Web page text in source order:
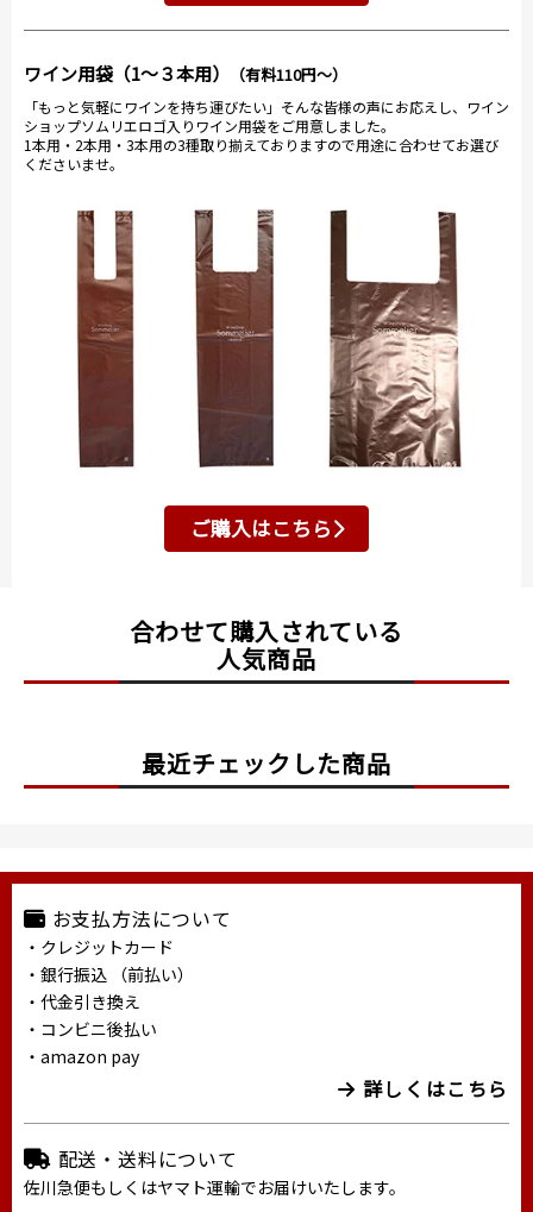
ワイン用袋（1～３本用） （有料110円～）
「もっと気軽にワインを持ち運びたい」そんな皆様の声にお応えし、ワイン
ショップソムリエロゴ入りワイン用袋をご用意しました。
1本用・2本用・3本用の3種取り揃えておりますので用途に合わせてお選び
くださいませ。
ご購入はこちら
合わせて購入されている
人気商品
最近チェックした商品
お支払方法について
・クレジットカード
・銀行振込 （前払い）
・代金引き換え
・コンビニ後払い
・amazon pay
詳しくはこちら
配送・送料について
佐川急便もしくはヤマト運輸でお届けいたします。